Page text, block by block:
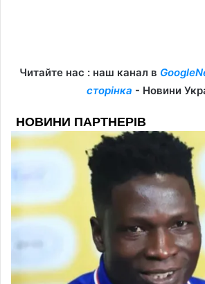
Читайте нас : наш канал в
сторінка - Новини